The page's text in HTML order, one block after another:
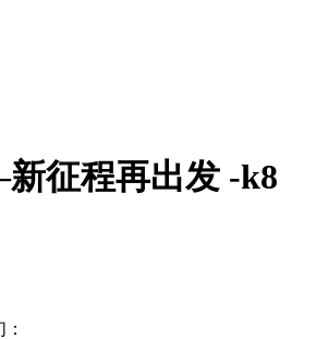
征程再出发 -k8
：